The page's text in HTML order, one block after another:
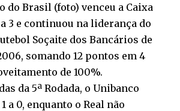
do Brasil (foto) venceu a Caixa
3 e continuou na liderança do
Soçaite dos Bancários de
somando 12 pontos em 4
de 100%.
da 5ª Rodada, o Unibanco
a 0, enquanto o Real não